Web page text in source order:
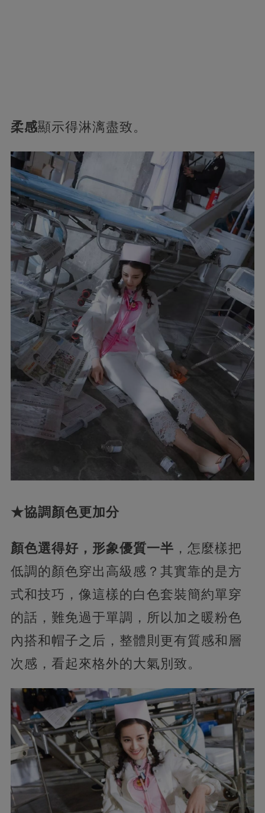
柔感顯示得淋漓盡致。
★協調顏色更加分
顏色選得好，形象優質一半 ，怎麼樣把
低調的顏色穿出高級感？其實靠的是方
式和技巧，像這樣的白色套裝簡約單穿
的話，難免過于單調，所以加之暖粉色
內搭和帽子之后，整體則更有質感和層
次感，看起來格外的大氣別致。